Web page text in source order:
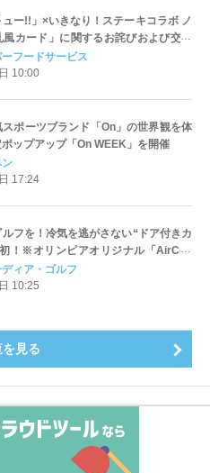
ー!!」×いきなり！ステーキコラボ ノ
カード」に関するお詫びおよび交換
案内
フードサービス
10:00
ポーツブランド「On」の世界観を体
ップアップ「On WEEK」を開催
17:24
フを！冷気を逃がさない“ドア付きカ
※オリンピアオリジナル「AirCon
カート）」導入 | アコーディア・ゴ
ィア・ゴルフ
10:25
見る